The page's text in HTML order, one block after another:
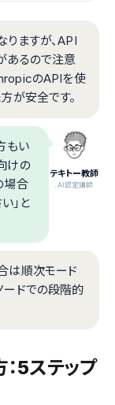
りますが、API
あるので注意
のAPIを使
が安全です。
テキトー教師
.AI認定講師
もい
けの
場合
」と
は順次モード
ードでの段階的
5ステップ